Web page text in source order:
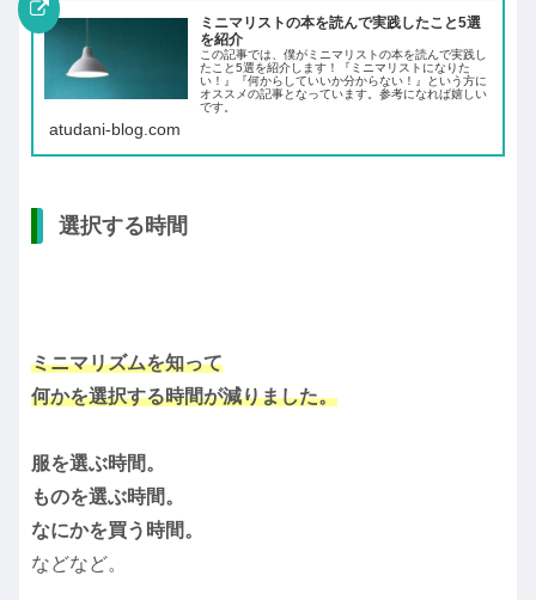
ミニマリストの本を読んで実践したこと5選
を紹介
この記事では、僕がミニマリストの本を読んで実践し
たこと5選を紹介します！『ミニマリストになりた
い！』『何からしていいか分からない！』という方に
オススメの記事となっています。参考になれば嬉しい
です。
atudani-blog.com
選択する時間
ミニマリズムを知って
何かを選択する時間が減りました。
服を選ぶ時間。
ものを選ぶ時間。
なにかを買う時間。
などなど。